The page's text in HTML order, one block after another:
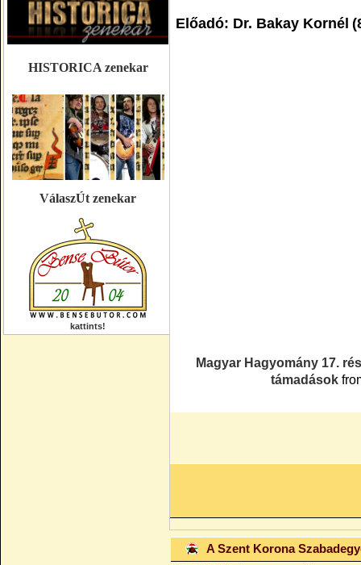
HISTORICA zenekar
VálaszÚt zenekar
kattints!
Előadó: Dr. Bakay Kornél
Magyar Hagyomány 17.
támadások
A Szent Korona